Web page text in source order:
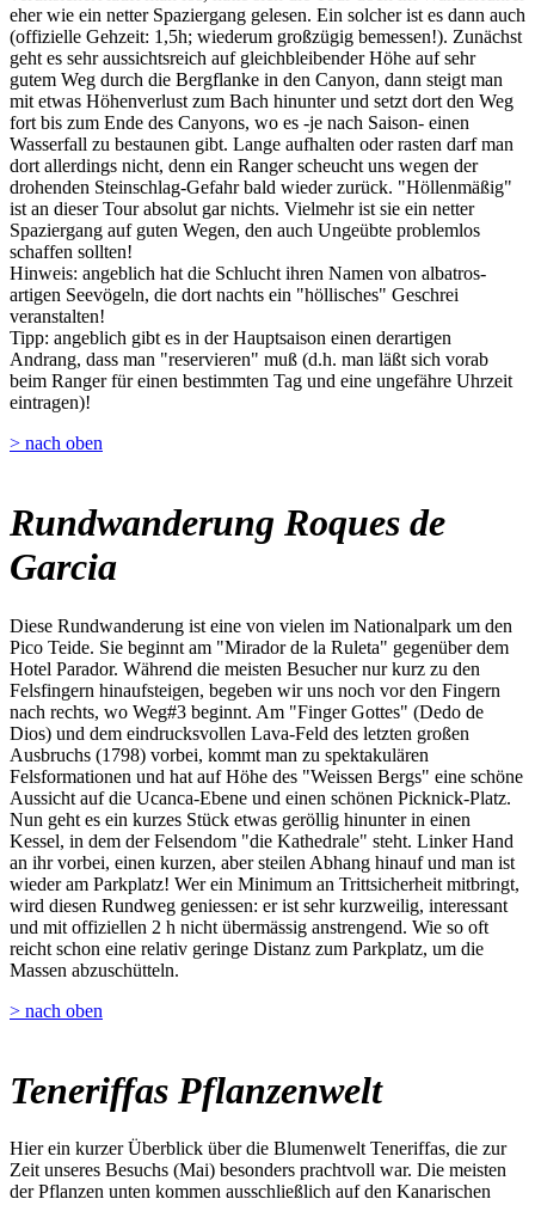
eher wie ein netter Spaziergang gelesen. Ein solcher ist es dann auch
(offizielle Gehzeit: 1,5h; wiederum großzügig bemessen!). Zunächst
geht es sehr aussichtsreich auf gleichbleibender Höhe auf sehr
gutem Weg durch die Bergflanke in den Canyon, dann steigt man
mit etwas Höhenverlust zum Bach hinunter und setzt dort den Weg
fort bis zum Ende des Canyons, wo es -je nach Saison- einen
Wasserfall zu bestaunen gibt. Lange aufhalten oder rasten darf man
dort allerdings nicht, denn ein Ranger scheucht uns wegen der
drohenden Steinschlag-Gefahr bald wieder zurück. "Höllenmäßig"
ist an dieser Tour absolut gar nichts. Vielmehr ist sie ein netter
Spaziergang auf guten Wegen, den auch Ungeübte problemlos
schaffen sollten!
Hinweis: angeblich hat die Schlucht ihren Namen von albatros-
artigen Seevögeln, die dort nachts ein "höllisches" Geschrei
veranstalten!
Tipp: angeblich gibt es in der Hauptsaison einen derartigen
Andrang, dass man "reservieren" muß (d.h. man läßt sich vorab
beim Ranger für einen bestimmten Tag und eine ungefähre Uhrzeit
eintragen)!
> nach oben
Rundwanderung Roques de
Garcia
Diese Rundwanderung ist eine von vielen im Nationalpark um den
Pico Teide. Sie beginnt am "Mirador de la Ruleta" gegenüber dem
Hotel Parador. Während die meisten Besucher nur kurz zu den
Felsfingern hinaufsteigen, begeben wir uns noch vor den Fingern
nach rechts, wo Weg#3 beginnt. Am "Finger Gottes" (Dedo de
Dios) und dem eindrucksvollen Lava-Feld des letzten großen
Ausbruchs (1798) vorbei, kommt man zu spektakulären
Felsformationen und hat auf Höhe des "Weissen Bergs" eine schöne
Aussicht auf die Ucanca-Ebene und einen schönen Picknick-Platz.
Nun geht es ein kurzes Stück etwas geröllig hinunter in einen
Kessel, in dem der Felsendom "die Kathedrale" steht. Linker Hand
an ihr vorbei, einen kurzen, aber steilen Abhang hinauf und man ist
wieder am Parkplatz! Wer ein Minimum an Trittsicherheit mitbringt,
wird diesen Rundweg geniessen: er ist sehr kurzweilig, interessant
und mit offiziellen 2 h nicht übermässig anstrengend. Wie so oft
reicht schon eine relativ geringe Distanz zum Parkplatz, um die
Massen abzuschütteln.
> nach oben
Teneriffas Pflanzenwelt
Hier ein kurzer Überblick über die Blumenwelt Teneriffas, die zur
Zeit unseres Besuchs (Mai) besonders prachtvoll war. Die meisten
der Pflanzen unten kommen ausschließlich auf den Kanarischen